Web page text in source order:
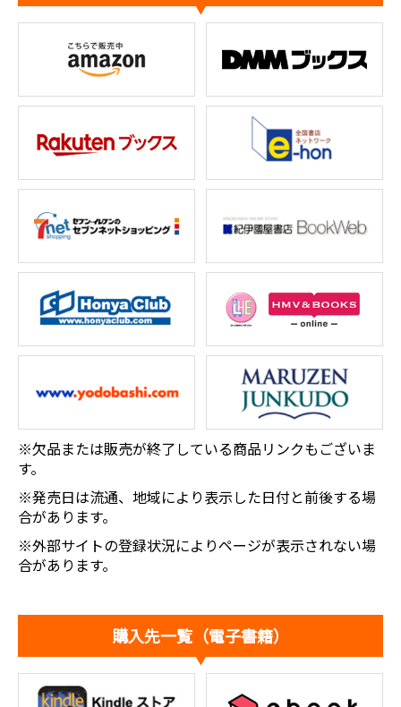
※欠品または販売が終了している商品リンクもございま
す。
※発売日は流通、地域により表示した日付と前後する場
合があります。
※外部サイトの登録状況によりページが表示されない場
合があります。
購入先一覧（電子書籍）